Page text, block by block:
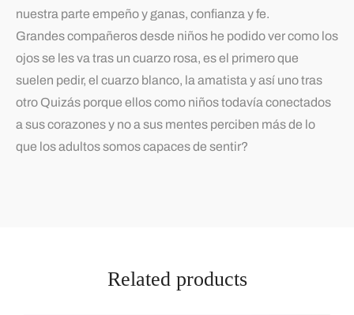
nuestra parte empeño y ganas, confianza y fe.
Grandes compañeros desde niños he podido ver como los
ojos se les va tras un cuarzo rosa, es el primero que
suelen pedir, el cuarzo blanco, la amatista y así uno tras
otro Quizás porque ellos como niños todavía conectados
a sus corazones y no a sus mentes perciben más de lo
que los adultos somos capaces de sentir?
Related products